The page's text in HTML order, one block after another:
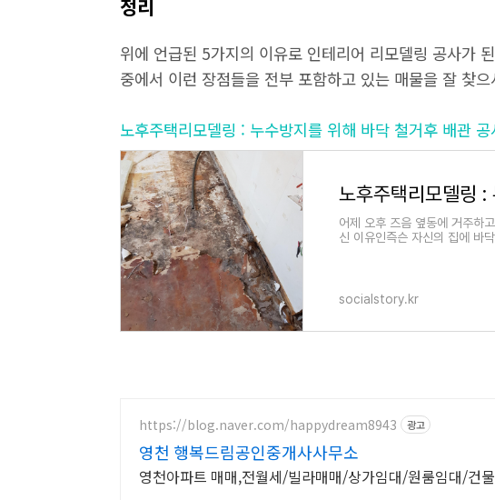
정리
위에 언급된 5가지의 이유로 인테리어 리모델링 공사가
중에서 이런 장점들을 전부 포함하고 있는 매물을 잘 찾
노후주택리모델링 : 누수방지를 위해 바닥 철거후 배관
어제 오후 즈음 옆동에 거주하
신 이유인즉슨 자신의 집에 바
socialstory.kr
https://blog.naver.com/happydream8943 광고
영천 행복드림공인중개사사무소
영천아파트 매매,전월세/빌라매매/상가임대/원룸임대/건